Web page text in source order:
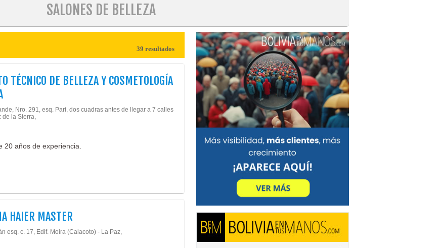
SALONES DE BELLEZA
39 resultados
TÉCNICO DE BELLEZA Y COSMETOLOGÍA
Nro. 291, esq. Pari, dos cuadras antes de llegar a 7 calles
de la Sierra,
20 años de experiencia.
HAIER MASTER
esq. c. 17, Edif. Moira (Calacoto) - La Paz,